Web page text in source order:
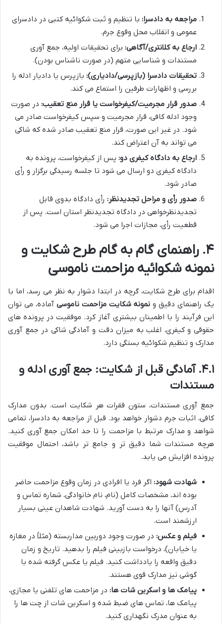
مراجعه به دادسرا: با تنظیم و ثبت شکوائیه کتبی در دادسرای
عمومی و انقلاب محل وقوع جرم.
ارجاع به کلانتری/آگاهی: برای تحقیقات اولیه، جمع آوری
مستندات و شناسایی متهم (در صورت ناشناس بودن).
تحقیقات دادسرا (بازپرسی/دادیاری): بازپرس یا دادیار ادله را
بررسی و اظهارات طرفین را استماع می کند.
صدور قرار مجرمیت/کیفرخواست یا قرار منع تعقیب: در صورت
وجود ادله کافی، قرار مجرمیت و سپس کیفرخواست صادر می
شود. در غیر این صورت، قرار منع تعقیب صادر شده که شاکی
می تواند به آن اعتراض کند.
ارجاع به دادگاه کیفری دو: پس از کیفرخواست، پرونده به
دادگاه کیفری دو ارسال می شود تا جلسه رسیدگی برگزار و رأی
صادر شود.
صدور رأی و مراحل تجدیدنظر: رأی دادگاه بدوی قابل
تجدیدنظرخواهی در دادگاه تجدیدنظر استان است. پس از
قطعیت رأی، مجازات اجرا می شود.
۴. راهنمای گام به گام طرح شکایت و
نمونه شکوائیه مزاحمت ناموسی
اقدام برای طرح شکایت، گرچه در ابتدا دشوار به نظر می رسد، اما با
یک راهنمای دقیق و نمونه شکایت مزاحمت ناموسی آماده، می توان
این فرآیند را با اطمینان بیشتری آغاز کرد. موفقیت در پرونده های
حقوقی و کیفری، اغلب به میزان دقت و آمادگی شاکی در جمع آوری
مدارک و تنظیم شکوائیه بستگی دارد.
۴.۱. آمادگی قبل از شکایت: جمع آوری ادله و
مستندات
جمع آوری مستندات، ستون فقرات هر شکایت است. بدون مدارک
کافی، اثبات جرم دشوار خواهد بود. قبل از مراجعه به دادسرا، تمامی
شواهد و مدارک مرتبط با مزاحمت را تا حد امکان جمع آوری کنید.
هرچه مستندات شما دقیق تر و جامع تر باشد، احتمال موفقیت
پرونده افزایش می یابد.
شهادت شهود: اگر فرد یا افرادی در زمان وقوع مزاحمت حاضر
بوده اند، مشخصات کامل (نام، نام خانوادگی، شماره تماس و
آدرس) آنها را به دست آورید. شهادت شاهدان عینی بسیار
ارزشمند است.
فیلم و عکس: در صورت وجود دوربین مداربسته (مثلاً در مغازه
یا خیابان)، درخواست بازبینی فیلم را بدهید. تاریخ و زمان
دقیق واقعه را یادداشت کنید. فیلم یا عکس گرفته شده با
گوشی نیز مدارک قوی هستند.
پیامک ها و اسکرین شات ها: در مزاحمت های تلفنی یا مجازی،
پیامک ها، تماس های ضبط شده و اسکرین شات از چت ها را
به عنوان مدرک نگهداری کنید.